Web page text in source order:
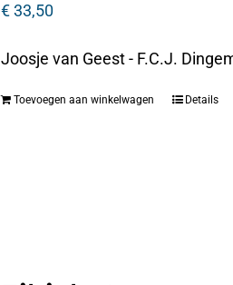
€33,50
Joosje van Geest - F.C.J.
Toevoegen aan winkelwagen Details